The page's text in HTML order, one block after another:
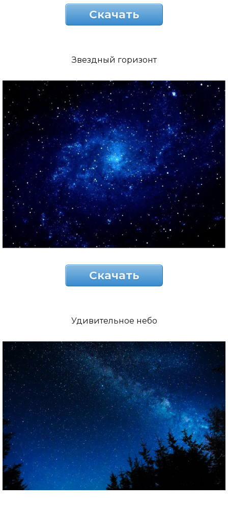
Скачать
Звездный горизонт
Скачать
Удивительное небо